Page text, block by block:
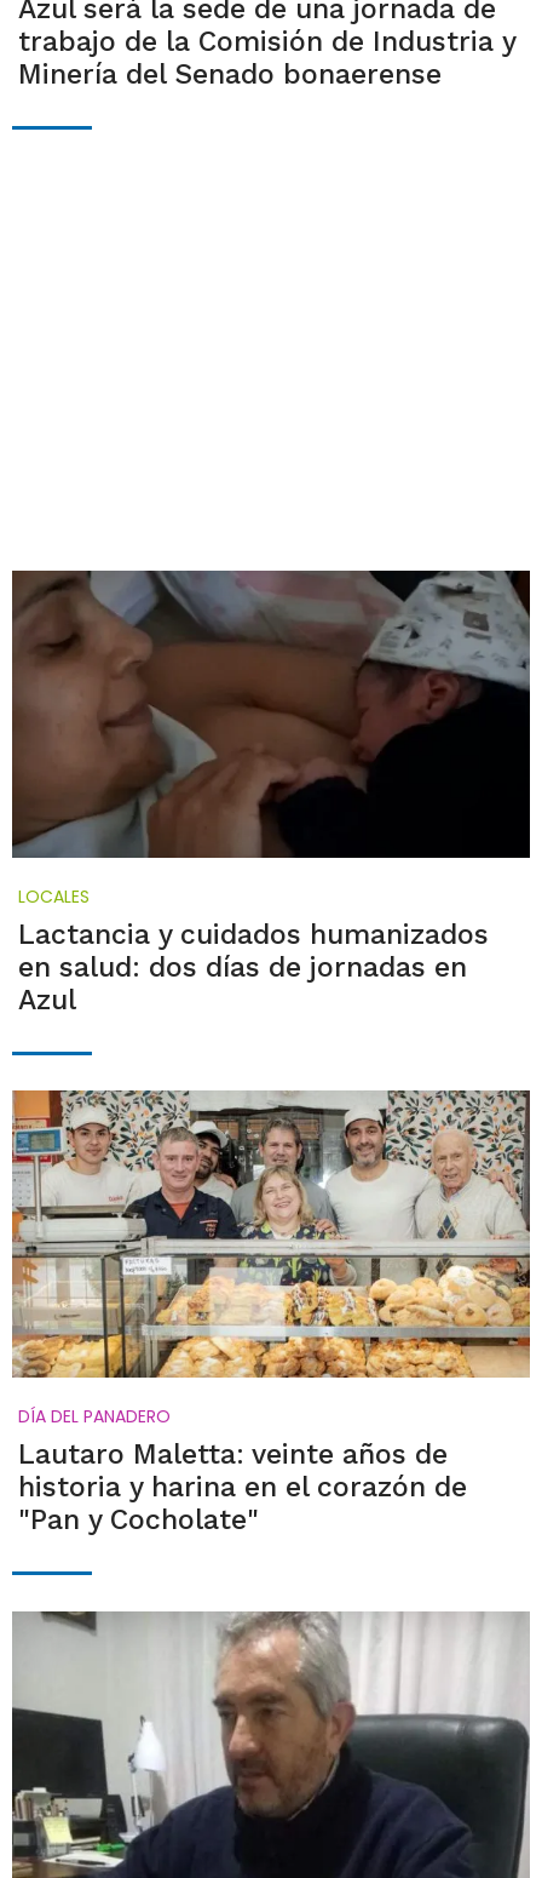
Azul será la sede de una jornada de
trabajo de la Comisión de Industria y
Minería del Senado bonaerense
LOCALES
Lactancia y cuidados humanizados
en salud: dos días de jornadas en
Azul
DÍA DEL PANADERO
Lautaro Maletta: veinte años de
historia y harina en el corazón de
"Pan y Cocholate"